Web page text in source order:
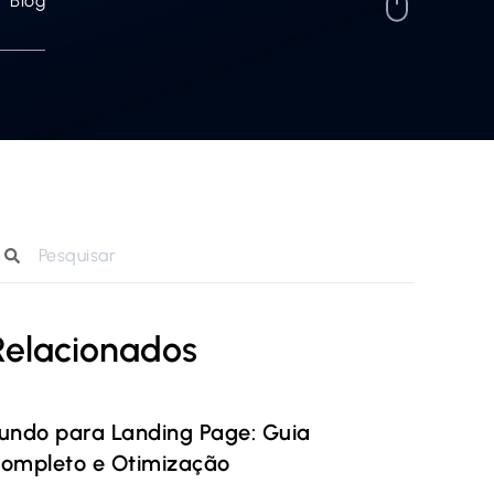
para Landing Page: Guia
e Otimização